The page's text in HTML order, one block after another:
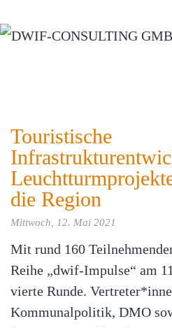
Zum Hauptinhalt springen
Touristische
die Region
Mittwoch, 12. Mai 2021
Mit rund 160
Reihe „dwif-Impulse“ am
vierte Runde.
Kommunalpolitik, DMO